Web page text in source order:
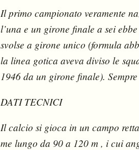
Il primo campionato veramente
l’una e un girone finale a sei
svolse a girone unico (formula
la linea gotica aveva diviso le
1946 da un girone finale).
DATI TECNICI
Il calcio si gioca in un campo
me lungo da 90 a 120 m , i cui